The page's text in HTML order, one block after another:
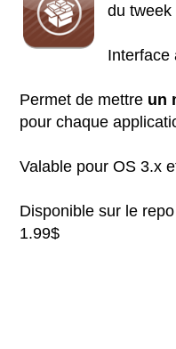
du tweek
Interface
Permet de mettre un
pour chaque
Valable pour OS 3.x
Disponible sur le
1.99$